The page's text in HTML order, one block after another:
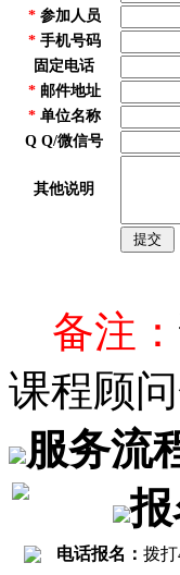
*参加人员
*手机号码
固定电话
*邮件地址
*单位名称
Q Q/微信号
其他说明
备注：
课程顾
服务流
报
电话报名： 拨